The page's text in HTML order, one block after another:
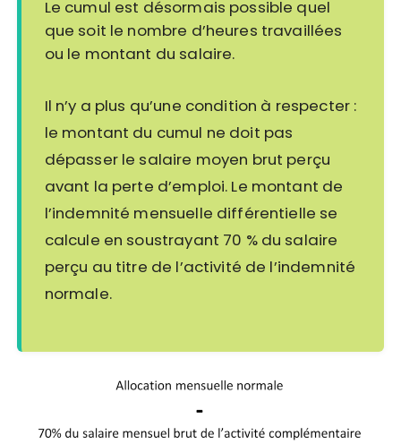
Le cumul est désormais possible quel
que soit le nombre d’heures travaillées
ou le montant du salaire.
Il n’y a plus qu’une condition à respecter :
le montant du cumul ne doit pas
dépasser le salaire moyen brut perçu
avant la perte d’emploi. Le montant de
l’indemnité mensuelle différentielle se
calcule en soustrayant 70 % du salaire
perçu au titre de l’activité de l’indemnité
normale.